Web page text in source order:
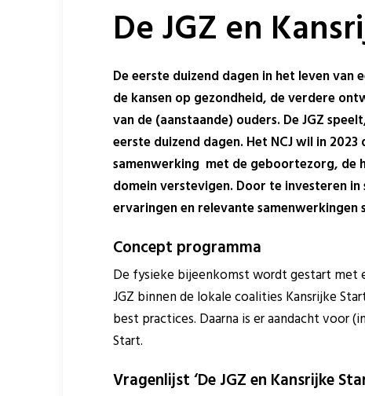
De JGZ en
De eerste duizend dagen in het leven
de kansen op gezondheid, de verdere
van de (aanstaande) ouders. De JGZ
eerste duizend dagen. Het NCJ wil in
samenwerking met de geboortezorg, de
domein verstevigen. Door te investeren
ervaringen en relevante
Concept programma
De fysieke bijeenkomst wordt gestart met
JGZ binnen de lokale coalities Kansrijke
best practices. Daarna is er aandacht voor
Start.
Vragenlijst ‘De JGZ en Kansrijke